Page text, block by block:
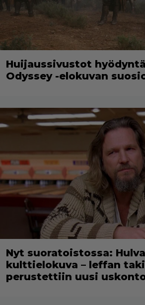
Huijaussivustot
Odyssey -elokuvan
Nyt suoratoistossa:
kulttielokuva – leffan
perustettiin uusi